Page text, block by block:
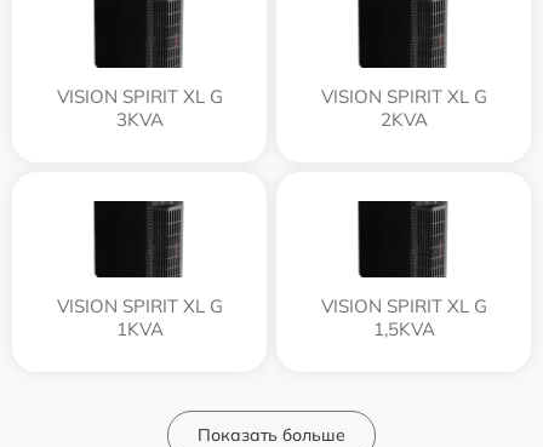
VISION SPIRIT XL G
3KVA
VISION SPIRIT XL G
2KVA
VISION SPIRIT XL G
1KVA
VISION SPIRIT XL G
1,5KVA
Показать больше